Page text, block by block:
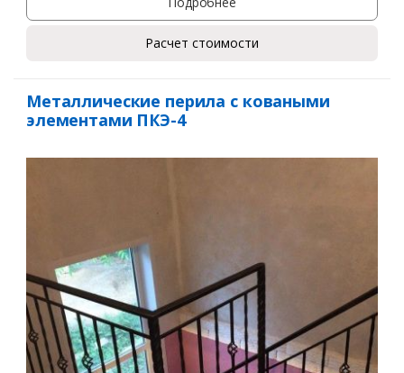
Ваше имя*
Комментарий к заказу
Расчет стоимости
Металлические перила с коваными
элементами ПКЭ-4